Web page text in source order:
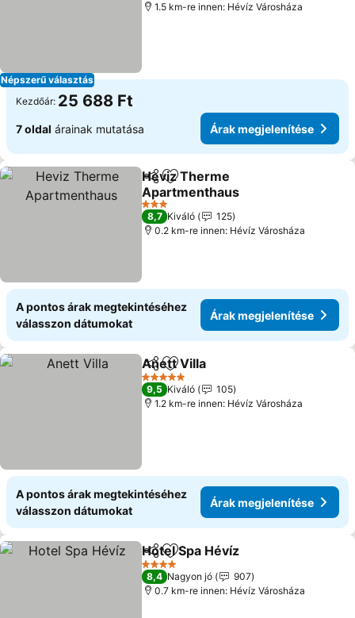
Népszerű választás
1.5 km-re innen: Hévíz Városháza
Kezdőár: 25 688 Ft
7 oldal árainak mutatása Árak megjelenítése
Megosztás
Hozzáadás a kedvencekhez
Heviz Therme
Apartmenthaus
3 Kategória
8,7 Kiváló
125
0.2 km-re innen: Hévíz Városháza
A pontos árak megtekintéséhez
válasszon dátumokat
Árak megjelenítése
Megosztás
Hozzáadás a kedvencekhez
Anett Villa
5 Kategória
9,5 Kiváló
105
1.2 km-re innen: Hévíz Városháza
A pontos árak megtekintéséhez
válasszon dátumokat
Árak megjelenítése
Megosztás
Hozzáadás a kedvencekhez
Hotel Spa Hévíz
4 Kategória
8,4 Nagyon jó
907
0.7 km-re innen: Hévíz Városháza